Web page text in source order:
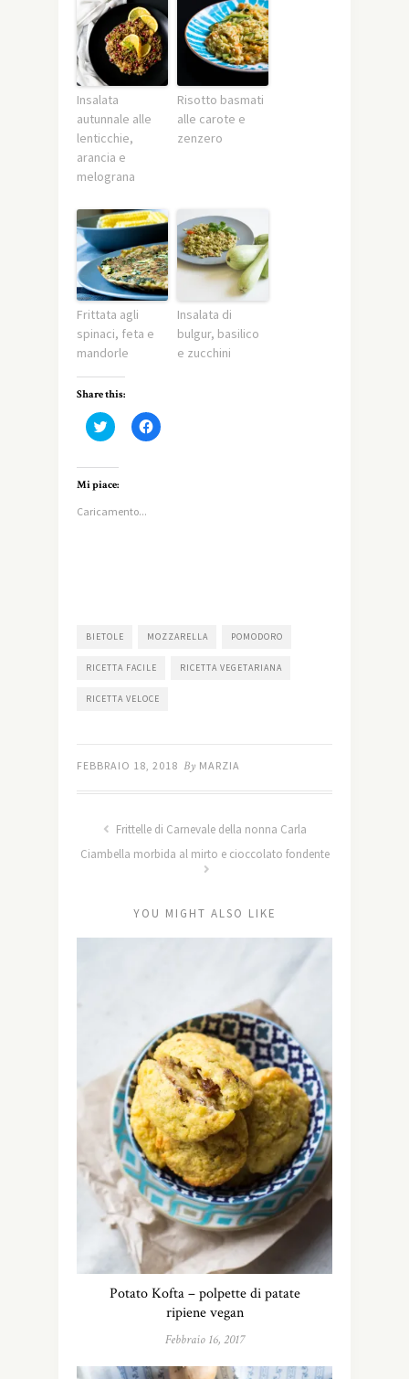
Insalata
autunnale alle
lenticchie,
arancia e
melograna
Risotto basmati
alle carote e
zenzero
Frittata agli
spinaci, feta e
mandorle
Insalata di
bulgur, basilico
e zucchini
Share this:
Fai
clic
condividere
su
(Si
apre
Fai
clic
Mi piace:
Caricamento...
BIETOLE MOZZARELLA POMODORO
RICETTA FACILE RICETTA VEGETARIANA
RICETTA VELOCE
FEBBRAIO 18, 2018 By MARZIA
Frittelle di Carnevale della nonna Carla
Ciambella morbida al mirto e cioccolato fondente
YOU MIGHT ALSO LIKE
Potato Kofta – polpette di patate
ripiene vegan
Febbraio 16, 2017